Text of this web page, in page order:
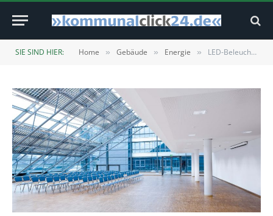
SIE SIND HIER: Home » Gebäude » Energie » LED-Beleuchtung: Klima schützen, Kosten sparen